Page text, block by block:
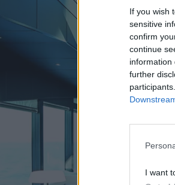
If you wish
sensitive
confirm
continue
information
further
I want